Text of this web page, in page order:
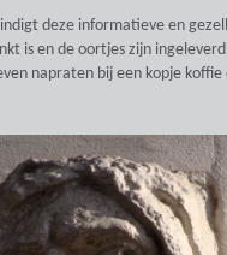
deze informatieve en
is en de oortjes zijn
napraten bij een kopje